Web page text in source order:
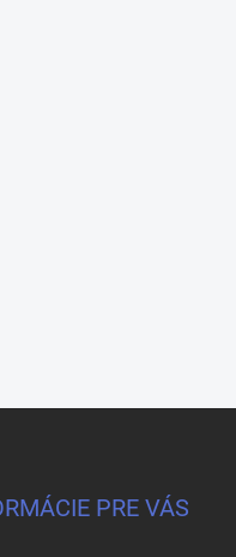
PRE VÁS